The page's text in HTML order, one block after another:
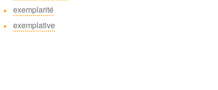
exemplarité
exemplative